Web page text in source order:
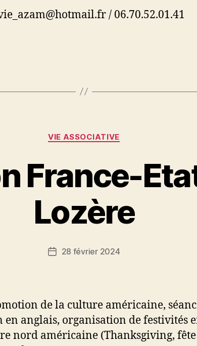
/ 06.70.52.01.41
Catégories
VIE ASSOCIATIVE
France-
Lozère
Date28 février 2024
de la culture américaine,
en anglais, organisation de festivités
nord américaine (Thanksgiving,